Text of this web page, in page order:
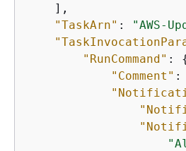
    ],
"TaskArn" : "AWS-
"RunCommand" :
"Comment" :